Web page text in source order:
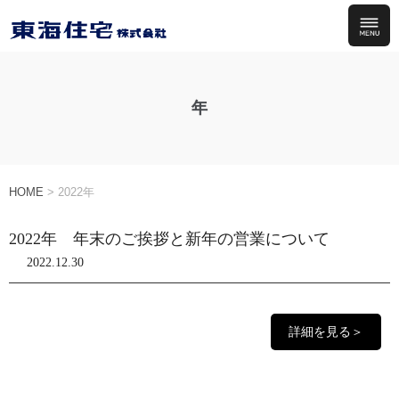
年
HOME > 2022年
2022年 年末のご挨拶と新年の営業について
2022.12.30
詳細を見る＞